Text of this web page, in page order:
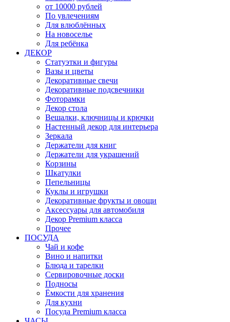
от 10000 рублей
По увлечениям
Для влюблённых
На новоселье
Для ребёнка
ДЕКОР
Статуэтки и фигуры
Вазы и цветы
Декоративные свечи
Декоративные подсвечники
Фоторамки
Декор стола
Вешалки, ключницы и крючки
Настенный декор для интерьера
Зеркала
Держатели для книг
Держатели для украшений
Корзины
Шкатулки
Пепельницы
Куклы и игрушки
Декоративные фрукты и овощи
Аксессуары для автомобиля
Декор Premium класса
Прочее
ПОСУДА
Чай и кофе
Вино и напитки
Блюда и тарелки
Сервировочные доски
Подносы
Ёмкости для хранения
Для кухни
Посуда Premium класса